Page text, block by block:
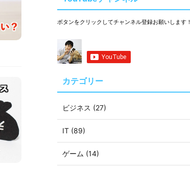
ボタンをクリックしてチャンネル登録お願いします！
カテゴリー
ビジネス (27)
IT (89)
ゲーム (14)